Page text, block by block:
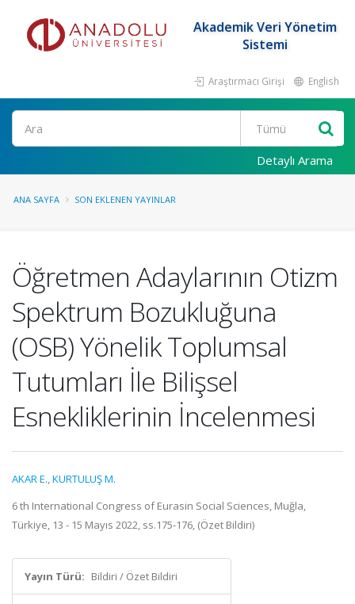
Akademik Veri Yönetim
Sistemi
Araştırmacı Girişi English
Ara
Detaylı Arama
ANA SAYFA SON EKLENEN YAYINLAR
Öğretmen Adaylarının Otizm
Spektrum Bozukluğuna
(OSB) Yönelik Toplumsal
Tutumları İle Bilişsel
Esnekliklerinin İncelenmesi
AKAR E.,KURTULUŞ M.
6 th International Congress of Eurasin Social Sciences, Muğla,
Türkiye, 13 - 15 Mayıs 2022, ss.175-176, (Özet Bildiri)
Yayın Türü: Bildiri / Özet Bildiri